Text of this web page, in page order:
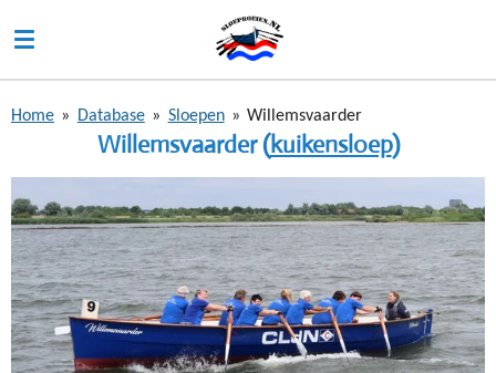
direct
naar
hoofdinhoud
Home » Database » Sloepen » Willemsvaarder
Willemsvaarder (kuikensloep)